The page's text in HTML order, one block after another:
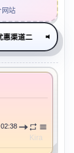
站
：已优化站点，如
02:38
Kira